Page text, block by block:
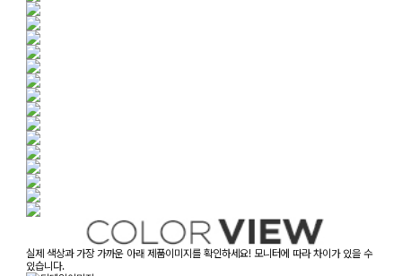
실제 색상과 가장 가까운 아래 제품이미지를 확인하세요! 모니터에 따라 차이가 있을 수
있습니다.